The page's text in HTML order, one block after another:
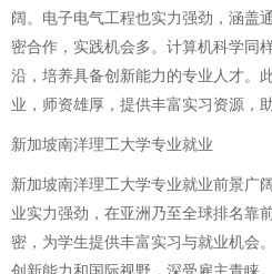
阔。电子电气工程也实力强劲，涵盖
密合作，实践机会多。计算机科学同
沿，培养具备创新能力的专业人才。
业，师资雄厚，提供丰富实习资源，
新加坡南洋理工大学专业就业
新加坡南洋理工大学专业就业前景广
业实力强劲，在亚洲乃至全球排名靠
密，为学生提供丰富实习与就业机会